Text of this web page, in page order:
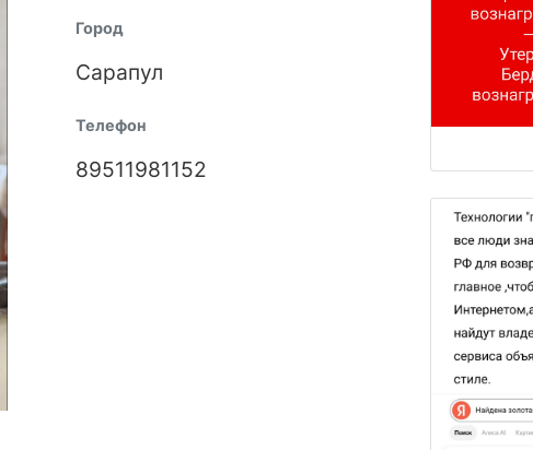
Город
Сарапул
Телефон
89511981152